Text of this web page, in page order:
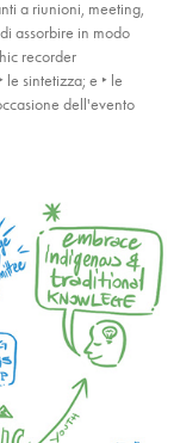
a riunioni, meeting,
assorbire in modo
recorder
sintetizza; e ‣ le
dell'evento